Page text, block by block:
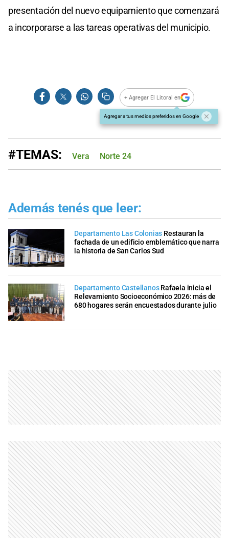
presentación del nuevo equipamiento que comenzará
a incorporarse a las tareas operativas del municipio.
+ Agregar El Litoral en
Agregar a tus medios preferidos en Google
#TEMAS: Vera Norte 24
Además tenés que leer:
Departamento Las Colonias Restauran la
fachada de un edificio emblemático que narra
la historia de San Carlos Sud
Departamento Castellanos Rafaela inicia el
Relevamiento Socioeconómico 2026: más de
680 hogares serán encuestados durante julio